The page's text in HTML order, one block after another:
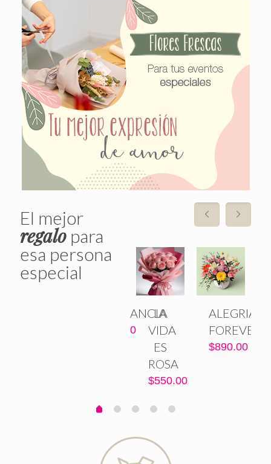
flores
SIEMPRE FRESCAS
El mejor
regalo para
esa persona
especial
ABUNDANCIA
1,720.00
LA
VIDA
ES
ROSA
$550.00
ALEGRIA
FOREVER
$890.00